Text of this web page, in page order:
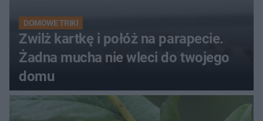
DOMOWE TRIKI
Zwilż kartkę i połóż na parapecie.
Żadna mucha nie wleci do twojego
domu